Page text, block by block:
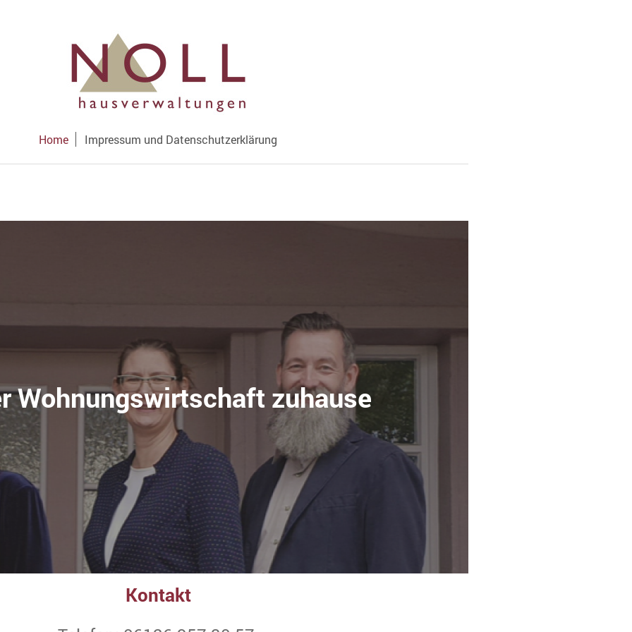
Home Impressum und Datenschutzerklärung
Wohnungswirtschaft zuhause
Kontakt